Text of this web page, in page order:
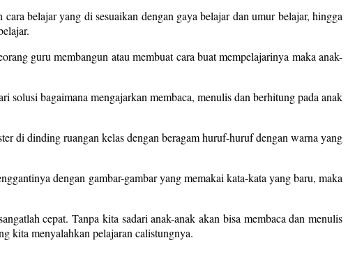
belajar yang di sesuaikan dengan gaya belajar dan umur belajar, hingga
guru membangun atau membuat cara buat mempelajarinya maka anak-
solusi bagaimana mengajarkan membaca, menulis dan berhitung pada anak
di dinding ruangan kelas dengan beragam huruf-huruf dengan warna yang
dengan gambar-gambar yang memakai kata-kata yang baru, maka
cepat. Tanpa kita sadari anak-anak akan bisa membaca dan menulis
kita menyalahkan pelajaran calistungnya.